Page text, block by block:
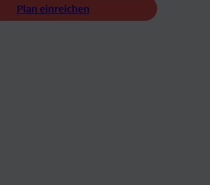
Plan einreichen